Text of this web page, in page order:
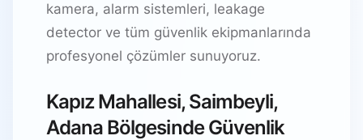
kamera, alarm sistemleri, leakage
detector ve tüm güvenlik ekipmanlarında
profesyonel çözümler sunuyoruz.
Kapız Mahallesi, Saimbeyli,
Adana Bölgesinde Güvenlik